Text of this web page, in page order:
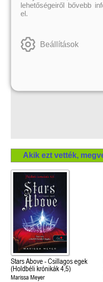
Akik ezt vették,
Stars Above - Csillagos egek
(Holdbéli krónikák 4,5)
Marissa Meyer
lehetőségeiről bővebb
el.
Beállítások